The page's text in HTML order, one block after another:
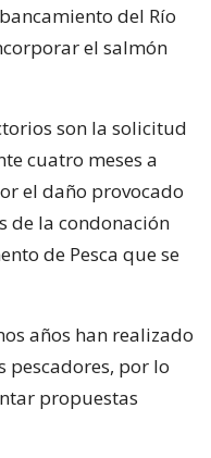
del Río
el salmón
son la solicitud
cuatro meses a
el daño provocado
de la condonación
de Pesca que se
años han realizado
pescadores, por lo
propuestas